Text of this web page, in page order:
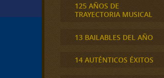
125 AÑOS DE
TRAYECTORIA MUSICAL
13 BAILABLES DEL AÑO
14 AUTÉNTICOS ÉXITOS